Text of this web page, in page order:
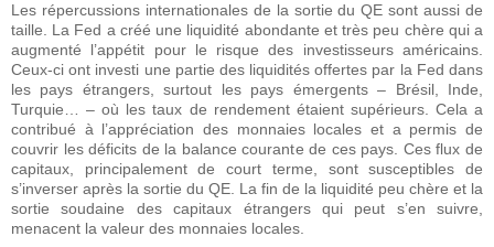
Les répercussions internationales de la sortie du QE sont aussi de
taille. La Fed a créé une liquidité abondante et très peu chère qui a
augmenté l’appétit pour le risque des investisseurs américains.
Ceux-ci ont investi une partie des liquidités offertes par la Fed dans
les pays étrangers, surtout les pays émergents – Brésil, Inde,
Turquie… – où les taux de rendement étaient supérieurs. Cela a
contribué à l’appréciation des monnaies locales et a permis de
couvrir les déficits de la balance courante de ces pays. Ces flux de
capitaux, principalement de court terme, sont susceptibles de
s’inverser après la sortie du QE. La fin de la liquidité peu chère et la
sortie soudaine des capitaux étrangers qui peut s’en suivre,
menacent la valeur des monnaies locales.